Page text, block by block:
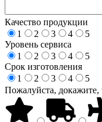
Качество продукции
1
2 3 4
5
Уровень сервиса
1
2 3 4
5
Срок изготовления
1
2 3 4
5
Пожалуйста, докажите,